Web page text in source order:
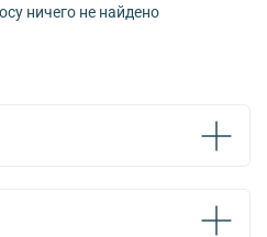
ничего не найдено